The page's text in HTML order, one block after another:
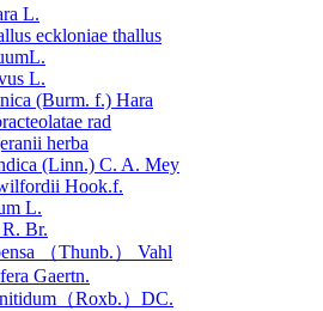
L.
eckloniae thallus
L.
(Burm. f.) Hara
rad
herba
(Linn.) C. A. Mey
Hook.f.
L.
Br.
（Thunb.） Vahl
Gaertn.
（Roxb.）DC.